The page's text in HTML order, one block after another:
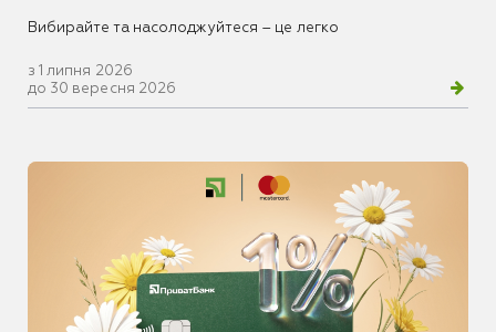
Вибирайте та насолоджуйтеся – це легко
з 1 липня 2026
до 30 вересня 2026